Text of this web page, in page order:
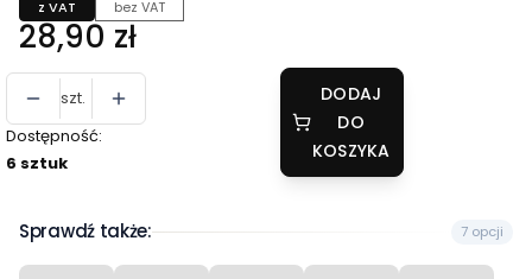
z VAT bez VAT
Cena
28,90 zł
szt.
Dostępność:
6 sztuk
DODAJ
DO
KOSZYKA
Sprawdź także: 7 opcji